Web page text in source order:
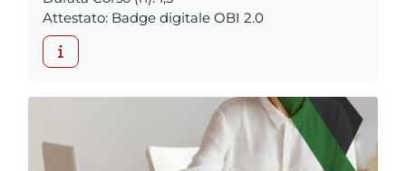
Attestato: Badge digitale OBI 2.0